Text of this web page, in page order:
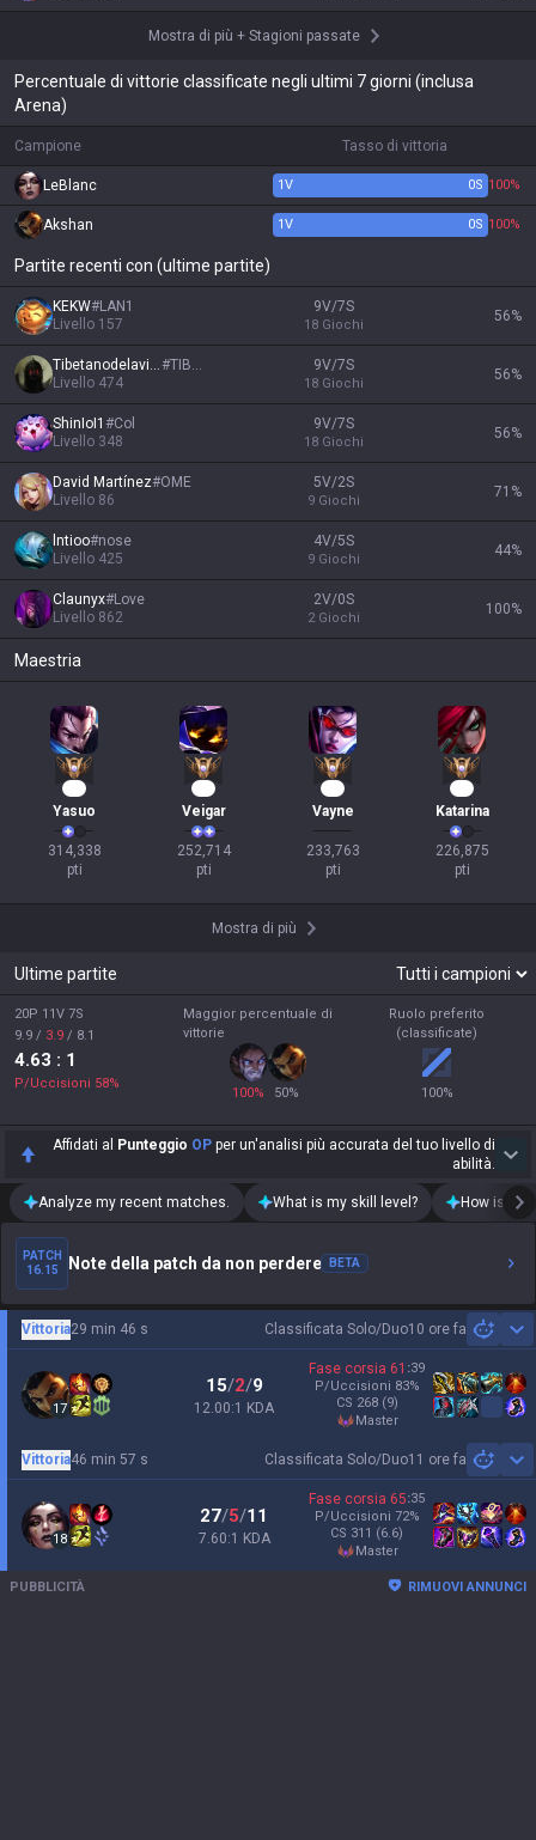
Mostra di più + Stagioni passate
Percentuale di vittorie classificate negli ultimi 7 giorni (inclusa
Arena)
Campione Tasso di vittoria
LeBlanc 1V 0S 100%
Akshan 1V 0S 100%
Partite recenti con (ultime partite)
KEKW#LAN1
Livello 157
9V/7S
18 Giochi
56%
Tibetanodelavida#TIBET
Livello 474
9V/7S
18 Giochi
56%
ShinIoI1 #Col
Livello 348
9V/7S
18 Giochi
56%
David Martínez#OME
Livello 86
5V/2S
9 Giochi
71 %
lntioo#nose
Livello 425
4V/5S
9 Giochi
44%
Claunyx#Love
Livello 862
2V/0S
2 Giochi
100%
Maestria
Yasuo
314,338
pti
Veigar
252,714
pti
Vayne
233,763
pti
Katarina
226,875
pti
Mostra di più
Ultime partite
20P 11V 7S
9.9 / 3.9 / 8.1
4.63 : 1
P/Uccisioni 58%
Maggior percentuale di
vittorie
100% 50%
Ruolo preferito
(classificate)
100%
Affidati al Punteggio OPper un'analisi più accurata del tuo livello di
abilità.
Analyze my recent matches. What is my skill level? How is my
PATCH
16.15
Note della patch da non perdere BETA
Classificata Solo/Duo10 ore fa
Vittoria29 min 46 s
17
15/2/9
12.00:1 KDA
Fase corsia 61 :39
P/Uccisioni 83%
CS 268 (9)
master
Classificata Solo/Duo11 ore fa
Vittoria46 min 57 s
18
27/5/11
7.60:1 KDA
Fase corsia 65:35
P/Uccisioni 72%
CS 311 (6.6)
master
PUBBLICITÀ RIMUOVI ANNUNCI